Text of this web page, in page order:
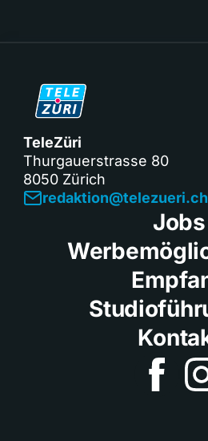
TeleZüri
Thurgauerstrasse 80
8050 Zürich
redaktion@telezueri.ch
Jobs